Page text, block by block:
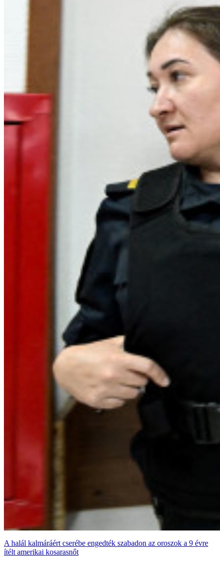
A halál kalmáráért cserébe engedték szabadon az oroszok a 9 évre
ítélt amerikai kosarasnőt